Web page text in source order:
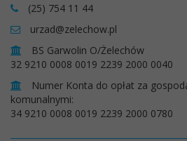
(25) 754 11 44
urzad@zelechow.pl
BS Garwolin O/Żelechów
32 9210 0008 0019 2239 2000 0040
Numer Konta do opłat za
komunalnymi:
34 9210 0008 0019 2239 2000 0780